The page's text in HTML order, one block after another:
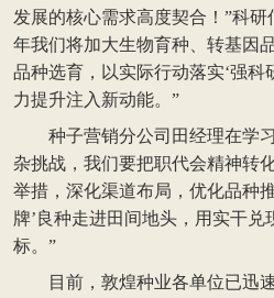
发展的核心需求高度契合！”科研
年我们将加大生物育种、转基因
品种选育，以实际行动落实‘强科
力提升注入新动能。”
种子营销分公司田经理在学
杂挑战，我们要把职代会精神转
举措，深化渠道布局，优化品种
牌’良种走进田间地头，用实干兑
标。”
目前，敦煌种业各单位已迅